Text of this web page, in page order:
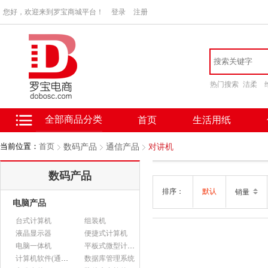
您好，欢迎来到罗宝商城平台！ 登录 注册
热门搜索 洁柔
全部商品分类 首页 生活用纸
当前位置： 首页 数码产品 通信产品 对讲机
数码产品
电脑产品
台式计算机
组装机
液晶显示器
便捷式计算机
电脑一体机
平板式微型计算机
计算机软件(通用软件)
数据库管理系统
排序： 默认 销量